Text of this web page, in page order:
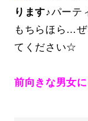
ります♪パーテ
もちらほら…
てください☆
前向きな男女